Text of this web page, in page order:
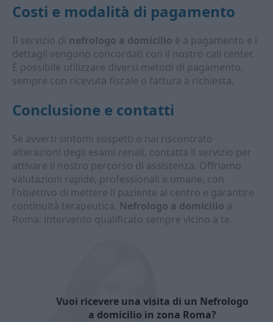
Costi e modalità di pagamento
Il servizio di nefrologo a domicilio è a pagamento e i
dettagli vengono concordati con il nostro call center.
È possibile utilizzare diversi metodi di pagamento,
sempre con ricevuta fiscale o fattura a richiesta.
Conclusione e contatti
Se avverti sintomi sospetti o hai riscontrato
alterazioni degli esami renali, contatta il servizio per
attivare il nostro percorso di assistenza. Offriamo
valutazioni rapide, professionali e umane, con
l'obiettivo di mettere il paziente al centro e garantire
continuità terapeutica. Nefrologo a domicilio a
Roma: intervento qualificato sempre vicino a te.
Vuoi ricevere una visita di un Nefrologo
a domicilio in zona Roma?